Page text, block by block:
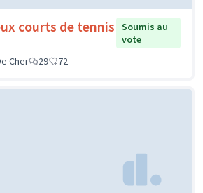
courts de tennis
Soumis au
vote
Cher
29 72